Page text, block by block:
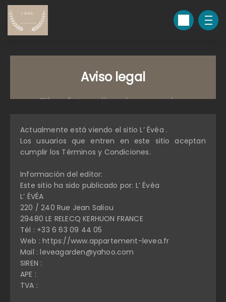
Aviso legal
Actualmente está viendo el sitio L’ Évéa .
Los usuarios que entren en este sitio aceptan
cumplir los Términos y Condiciones.
Información del editor:
Este sitio ha sido publicado por: L’ Évéa
L’ ÉVÉA
220 / 240 Rue Jean Saliou
29480 LE RELECQ KERHUON FRANCE
Tél : +33 6 63 09 44 05
Web : https://www.appartement-levea.fr
Mail : leveagarden@yahoo.com
SIREN :
APE :
TVA :